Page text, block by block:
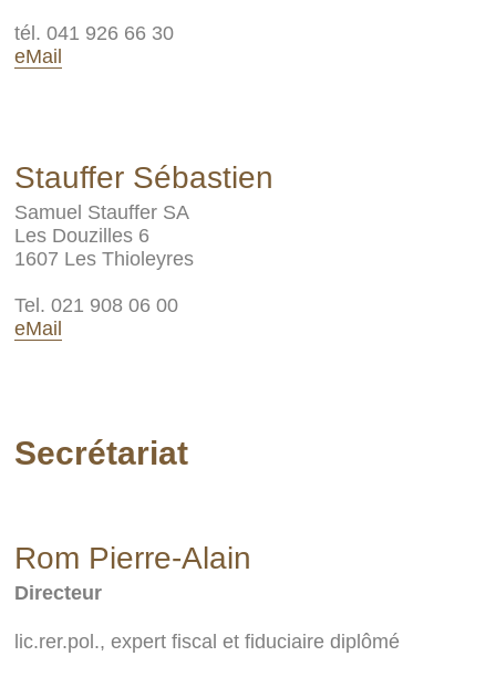
tél. 041 926 66 30
eMail
Stauffer Sébastien
Samuel Stauffer SA
Les Douzilles 6
1607 Les Thioleyres
Tel. 021 908 06 00
eMail
Secrétariat
Rom Pierre-Alain
Directeur
lic.rer.pol., expert fiscal et fiduciaire diplômé